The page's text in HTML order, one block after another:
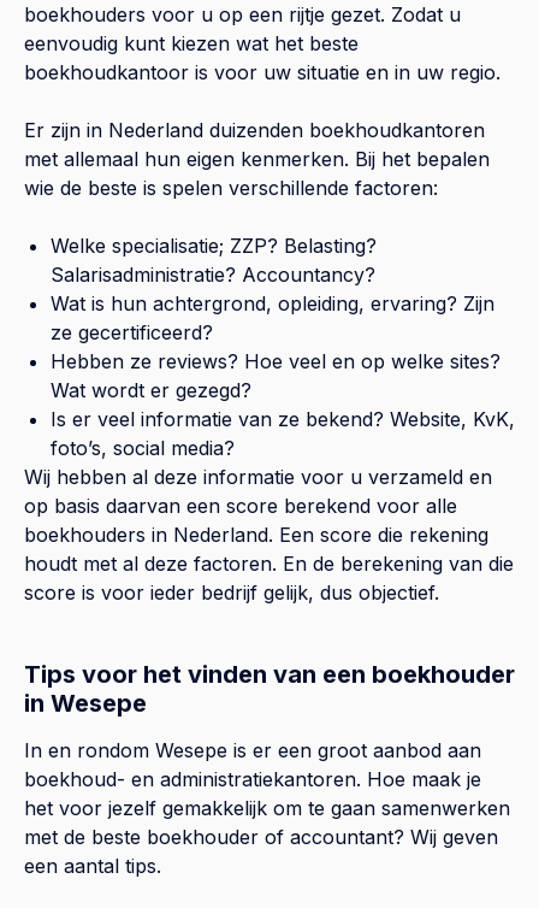
boekhouders voor u op een rijtje gezet. Zodat u
eenvoudig kunt kiezen wat het beste
boekhoudkantoor is voor uw situatie en in uw regio.
Er zijn in Nederland duizenden boekhoudkantoren
met allemaal hun eigen kenmerken. Bij het bepalen
wie de beste is spelen verschillende factoren:
Welke specialisatie; ZZP? Belasting?
Salarisadministratie? Accountancy?
Wat is hun achtergrond, opleiding, ervaring? Zijn
ze gecertificeerd?
Hebben ze reviews? Hoe veel en op welke sites?
Wat wordt er gezegd?
Is er veel informatie van ze bekend? Website, KvK,
foto’s, social media?
Wij hebben al deze informatie voor u verzameld en
op basis daarvan een score berekend voor alle
boekhouders in Nederland. Een score die rekening
houdt met al deze factoren. En de berekening van die
score is voor ieder bedrijf gelijk, dus objectief.
Tips voor het vinden van een boekhouder
in Wesepe
In en rondom Wesepe is er een groot aanbod aan
boekhoud- en administratiekantoren. Hoe maak je
het voor jezelf gemakkelijk om te gaan samenwerken
met de beste boekhouder of accountant? Wij geven
een aantal tips.